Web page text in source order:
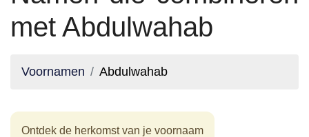
met Abdulwahab
Voornamen Abdulwahab
Ontdek de herkomst van je voornaam